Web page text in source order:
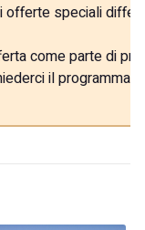
offerte speciali
come parte di
il programma